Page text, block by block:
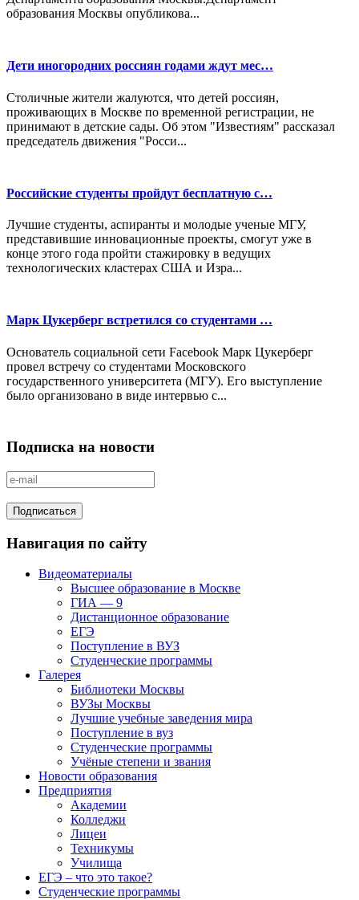
образования Москвы опубликова...
Дети иногородних россиян годами ждут мес…
Столичные жители жалуются, что детей россиян,
проживающих в Москве по временной регистрации, не
принимают в детские сады. Об этом "Известиям" рассказал
председатель движения "Росси...
Российские студенты пройдут бесплатную с…
Лучшие студенты, аспиранты и молодые ученые МГУ,
представившие инновационные проекты, смогут уже в
конце этого года пройти стажировку в ведущих
технологических кластерах США и Изра...
Марк Цукерберг встретился со студентами …
Основатель социальной сети Facebook Марк Цукерберг
провел встречу со студентами Московского
государственного университета (МГУ). Его выступление
было организовано в виде интервью с...
Подписка на новости
Навигация по сайту
Видеоматериалы
Высшее образование в Москве
ГИА — 9
Дистанционное образование
ЕГЭ
Поступление в ВУЗ
Студенческие программы
Галерея
Библиотеки Москвы
ВУЗы Москвы
Лучшие учебные заведения мира
Поступление в вуз
Студенческие программы
Учёные степени и звания
Новости образования
Предприятия
Академии
Колледжи
Лицеи
Техникумы
Училища
ЕГЭ – что это такое?
Студенческие программы